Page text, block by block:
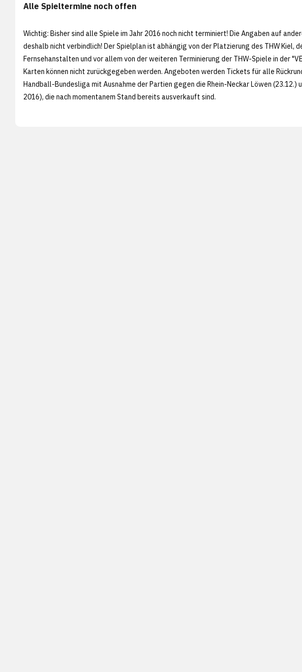
Alle Spieltermine noch offen
Wichtig: Bisher sind alle Spiele im Jahr 2016 noch nicht terminiert! Die Angaben auf
deshalb nicht verbindlich! Der Spielplan ist abhängig von der Platzierung des THW Kiel,
Fernsehanstalten und vor allem von der weiteren Terminierung der THW-Spiele in der
Karten können nicht zurückgegeben werden. Angeboten werden Tickets für alle
Handball-Bundesliga mit Ausnahme der Partien gegen die Rhein-Neckar Löwen (23.12.)
2016), die nach momentanem Stand bereits ausverkauft sind.